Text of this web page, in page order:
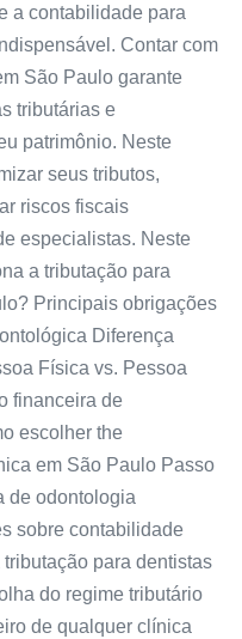
a contabilidade para
Contar com
São Paulo garante
tributárias e
patrimônio. Neste
seus tributos,
riscos fiscais
especialistas. Neste
a tributação para
Principais obrigações
Diferença
Física vs. Pessoa
financeira de
escolher the
em São Paulo Passo
de odontologia
sobre contabilidade
para dentistas
do regime tributário
de qualquer clínica